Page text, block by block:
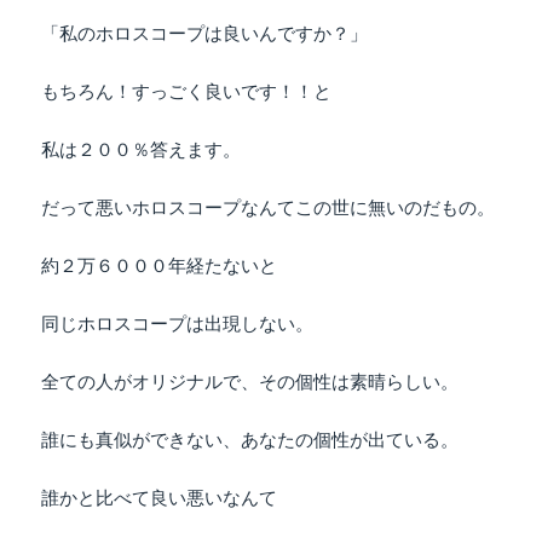
「私のホロスコープは良いんですか？」
もちろん！すっごく良いです！！と
私は２００％答えます。
だって悪いホロスコープなんてこの世に無いのだもの。
約２万６０００年経たないと
同じホロスコープは出現しない。
全ての人がオリジナルで、その個性は素晴らしい。
誰にも真似ができない、あなたの個性が出ている。
誰かと比べて良い悪いなんて